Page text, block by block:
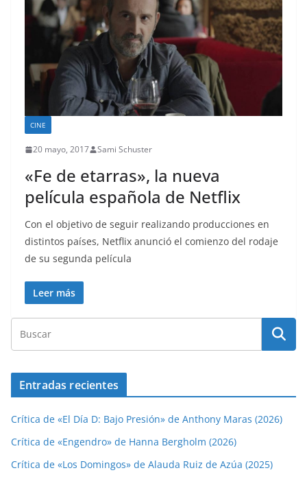
CINE
20 mayo, 2017 Sami Schuster
«Fe de etarras», la nueva
película española de Netflix
Con el objetivo de seguir realizando producciones en
distintos países, Netflix anunció el comienzo del rodaje
de su segunda película
Leer más
Entradas recientes
Crítica de «El Día D: Bajo Presión» de Anthony Maras (2026)
Crítica de «Engendro» de Hanna Bergholm (2026)
Crítica de «Los Domingos» de Alauda Ruiz de Azúa (2025)